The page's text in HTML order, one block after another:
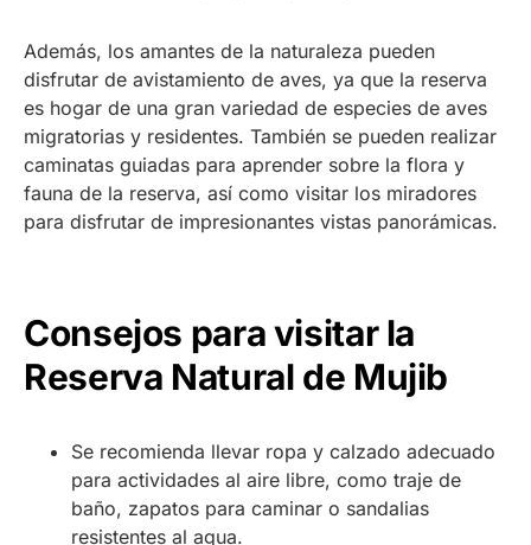
Además, los amantes de la naturaleza pueden
disfrutar de avistamiento de aves, ya que la reserva
es hogar de una gran variedad de especies de aves
migratorias y residentes. También se pueden realizar
caminatas guiadas para aprender sobre la flora y
fauna de la reserva, así como visitar los miradores
para disfrutar de impresionantes vistas panorámicas.
Consejos para visitar la
Reserva Natural de Mujib
Se recomienda llevar ropa y calzado adecuado
para actividades al aire libre, como traje de
baño, zapatos para caminar o sandalias
resistentes al agua.